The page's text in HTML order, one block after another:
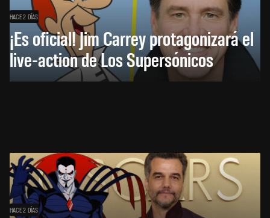
HACE 2 DÍAS
¡Es oficial! Jim Carrey protagonizará el
live-action de Los Supersónicos
HACE 2 DÍAS